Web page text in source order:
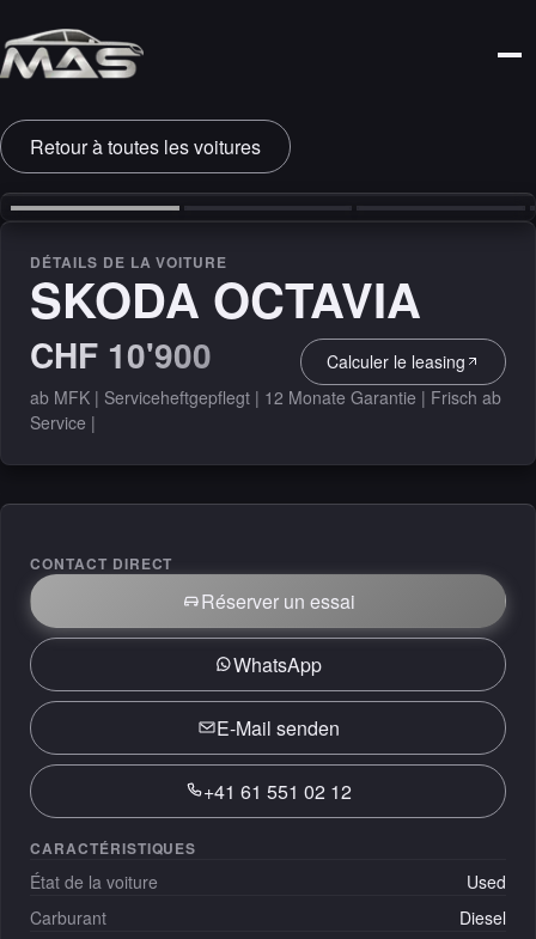
Retour à toutes les voitures
CONTACT DIRECT
Réserver un essai
WhatsApp
E-Mail senden
+41 61 551 02 12
CARACTÉRISTIQUES
État de la voiture
Used
Carburant
Diesel
‹ ›
DÉTAILS DE LA VOITURE
SKODA OCTAVIA
CHF 10'900
Calculer le leasing
ab MFK | Serviceheftgepflegt | 12 Monate Garantie | Frisch ab
Service |